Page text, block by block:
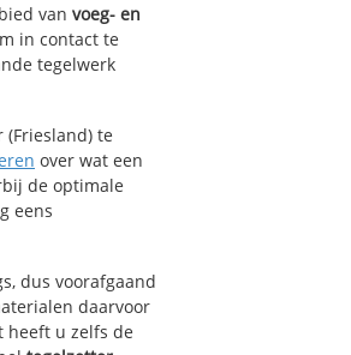
van voeg- en
in contact te
tegelwerk
te
over wat een
de optimale
eens
dus voorafgaand
daarvoor
heeft u zelfs de